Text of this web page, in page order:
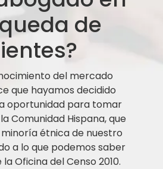
de
del mercado
que hayamos decidido
oportunidad para tomar
Comunidad Hispana, que
étnica de nuestro
a lo que podemos saber
Oficina del Censo 2010.